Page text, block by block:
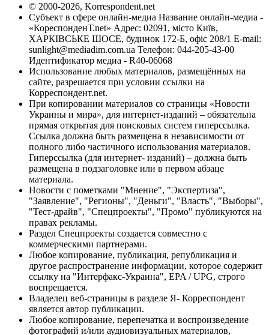
© 2000-2026, Korrespondent.net
Субъект в сфере онлайн-медиа Название онлайн-медиа -
«КореспонденТ.net» Адрес: 02091, місто Київ,
ХАРКІВСЬКЕ ШОСЕ, будинок 172-Б, офіс 208/1 E-mail:
sunlight@mediadim.com.ua Телефон: 044-205-43-00
Идентификатор медиа - R40-06068
Использование любых материалов, размещённых на
сайте, разрешается при условии ссылки на
Корреспондент.net.
При копировании материалов со страницы «Новости
Украины и мира», для интернет-изданий – обязательна
прямая открытая для поисковых систем гиперссылка.
Ссылка должна быть размещена в независимости от
полного либо частичного использования материалов.
Гиперссылка (для интернет- изданий) – должна быть
размещена в подзаголовке или в первом абзаце
материала.
Новости с пометками "Мнение", "Экспертиза",
"Заявление", "Регионы", "Деньги", "Власть", "Выборы",
"Тест-драйв", "Спецпроекты", "Промо" публикуются на
правах рекламы.
Раздел Спецпроекты создается совместно с
коммерческими партнерами.
Любое копирование, публикация, републикация и
другое распространение информации, которое содержит
ссылку на "Интерфакс-Украина", EPA / UPG, строго
воспрещается.
Владелец веб-страницы в разделе Я- Корреспондент
является автор публикации.
Любое копирование, перепечатка и воспроизведение
фотографий и/или аудиовизуальных материалов,